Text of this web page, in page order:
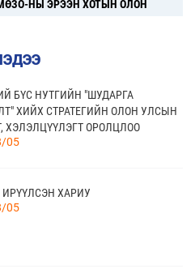
НЫ ЭРЭЭН ХОТЫН ОЛОН
2026” ОЛОН УЛСЫН
ҮЗЭСГЭЛЭН
ТҮНШЛЭЛ 2026” ХҮНСНИЙ
УЛСЫН ҮЗЭСГЭЛЭН
БҮС НУТГИЙН "ШУДАРГА
ХИЙХ СТРАТЕГИЙН ОЛОН УЛСЫН
ХЭЛЭЛЦҮҮЛЭГТ ОРОЛЦЛОО
05
ИРҮҮЛСЭН ХАРИУ
05